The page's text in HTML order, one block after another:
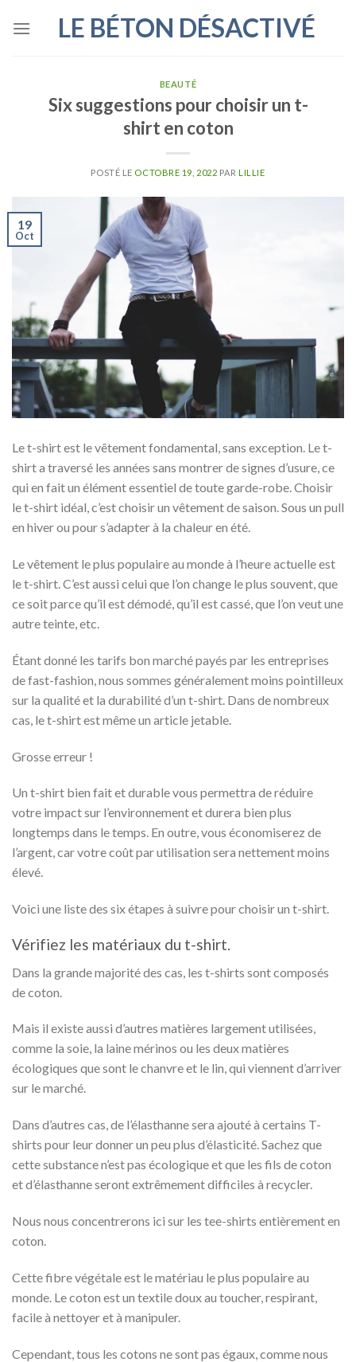
LE BÉTON DÉSACTIVÉ
BEAUTÉ
Six suggestions pour choisir un t-
shirt en coton
POSTÉ LE OCTOBRE 19, 2022 PARLILLIE
19
Oct
Le t-shirt est le vêtement fondamental, sans exception. Le t-
shirt a traversé les années sans montrer de signes d’usure, ce
qui en fait un élément essentiel de toute garde-robe.Choisir
le t-shirt idéal, c’est choisir un vêtement de saison. Sous un pull
en hiver ou pour s’adapter à la chaleur en été.
Le vêtement le plus populaire au monde à l’heure actuelle est
le t-shirt. C’est aussi celui que l’on change le plus souvent, que
ce soit parce qu’il est démodé, qu’il est cassé, que l’on veut une
autre teinte, etc.
Étant donné les tarifs bon marché payés par les entreprises
de fast-fashion, nous sommes généralement moins pointilleux
sur la qualité et la durabilité d’un t-shirt. Dans de nombreux
cas, le t-shirt est même un article jetable.
Grosse erreur !
Un t-shirt bien fait et durable vous permettra de réduire
votre impact sur l’environnement et durera bien plus
longtemps dans le temps. En outre, vous économiserez de
l’argent, car votre coût par utilisation sera nettement moins
élevé.
Voici une liste des six étapes à suivre pour choisir un t-shirt.
Vérifiez les matériaux du t-shirt.
Dans la grande majorité des cas, les t-shirts sont composés
de coton.
Mais il existe aussi d’autres matières largement utilisées,
comme la soie, la laine mérinos ou les deux matières
écologiques que sont le chanvre et le lin, qui viennent d’arriver
sur le marché.
Dans d’autres cas, de l’élasthanne sera ajouté à certains T-
shirts pour leur donner un peu plus d’élasticité. Sachez que
cette substance n’est pas écologique et que les fils de coton
et d’élasthanne seront extrêmement difficiles à recycler.
Nous nous concentrerons ici sur les tee-shirts entièrement en
coton.
Cette fibre végétale est le matériau le plus populaire au
monde. Le coton est un textile doux au toucher, respirant,
facile à nettoyer et à manipuler.
Cependant, tous les cotons ne sont pas égaux, comme nous